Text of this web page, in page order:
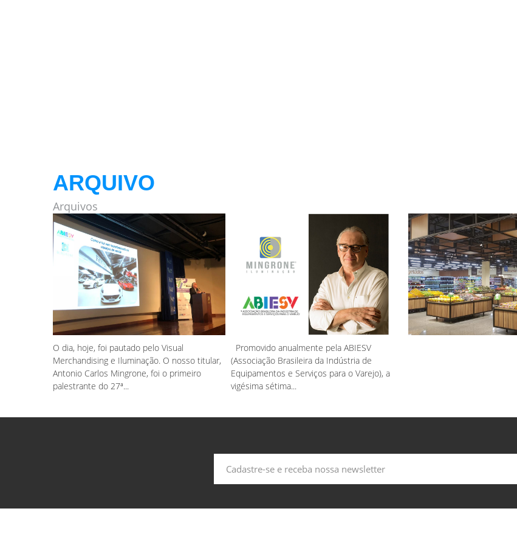
ARQUIVO
Arquivos
O dia, hoje, foi pautado pelo Visual
Merchandising e Iluminação. O nosso titular,
Antonio Carlos Mingrone, foi o primeiro
palestrante do 27ª...
Promovido anualmente pela ABIESV
(Associação Brasileira da Indústria de
Equipamentos e Serviços para o Varejo), a
vigésima sétima...